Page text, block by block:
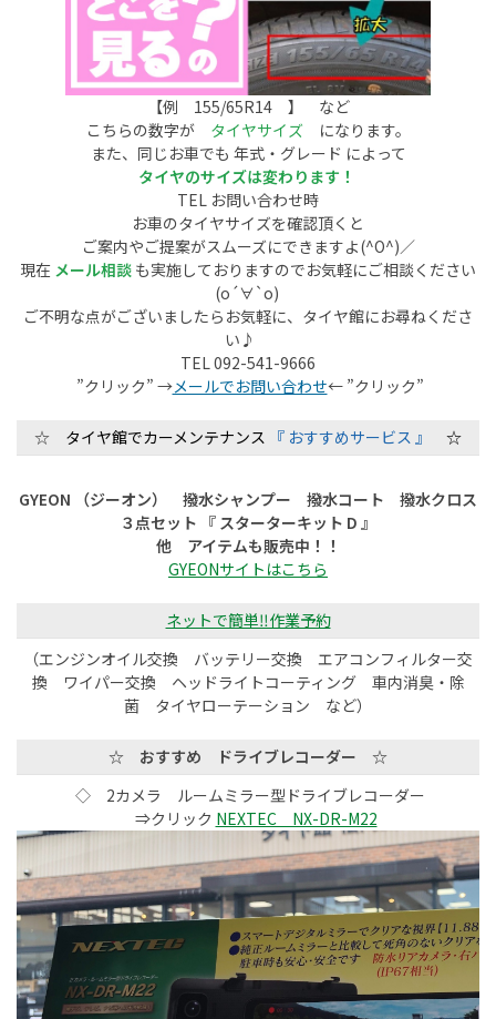
【例 155/65R14 】 など
こちらの数字が タイヤサイズ
になります。
また、同じお車でも 年式・グレード によって
タイヤのサイズは変わります！
TEL お問い合わせ時
お車のタイヤサイズを確認頂くと
ご案内やご提案がスムーズにできますよ(^O^)／
現在 メール相談 も実施しておりますのでお気軽にご相談ください
(о´∀`о)
ご不明な点がございましたらお気軽に、タイヤ館にお尋ねくださ
い♪
TEL 092-541-9666
”クリック” →メールでお問い合わせ← ”クリック”
☆ タイヤ館でカーメンテナンス 『 おすすめサービス 』 ☆
GYEON （ジーオン）
撥水シャンプー 撥水コート 撥水クロス
３点セット 『 スターターキット D 』
他 アイテムも販売中！！
GYEONサイトはこちら
ネットで簡単‼️作業予約
（エンジンオイル交換 バッテリー交換 エアコンフィルター交
換 ワイパー交換 ヘッドライトコーティング 車内消臭・除
菌 タイヤローテーション など）
☆ おすすめ ドライブレコーダー ☆
◇ 2カメラ ルームミラー型ドライブレコーダー
⇒クリック NEXTEC NX-DR-M22